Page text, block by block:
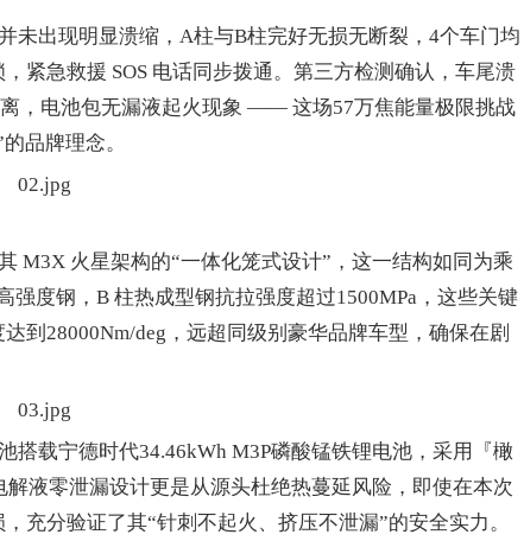
出现明显溃缩，A柱与B柱完好无损无断裂，4个车门均
紧急救援 SOS 电话同步拨通。第三方检测确认，车尾溃
，电池包无漏液起火现象 —— 这场57万焦能量极限挑战
品牌理念。
火星架构的“一体化笼式设计”，这一结构如同为乘
强度钢，B 柱热成型钢抗拉强度超过1500MPa，这些关键
到28000Nm/deg，远超同级别豪华品牌车型，确保在剧
载宁德时代34.46kWh M3P磷酸锰铁锂电池，采用『橄
液零泄漏设计更是从源头杜绝热蔓延风险，即使在本次
充分验证了其“针刺不起火、挤压不泄漏”的安全实力。